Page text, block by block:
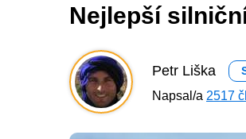
Nejlepší
Petr Liška
Napsal/a 2517